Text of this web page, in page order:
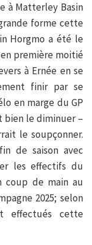
à Matterley Basin
forme cette
Horgmo a été le
première moitié
à Ernée en se
finir par se
en marge du GP
bien le diminuer –
le soupçonner.
de saison avec
les effectifs du
coup de main au
2025; selon
effectués cette